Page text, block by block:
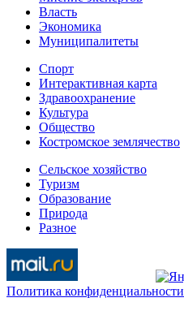
Власть
Экономика
Муниципалитеты
Спорт
Интерактивная карта
Здравоохранение
Культура
Общество
Костромское землячество
Сельское хозяйство
Туризм
Образование
Природа
Разное
Политика конфиденциальности